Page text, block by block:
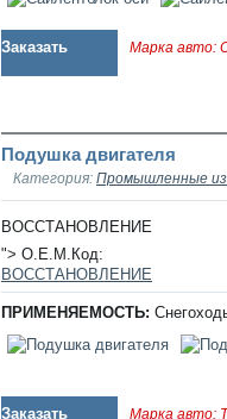
Заказать Марка авто:
Подушка двигателя
Категория: Промышленные
ВОССТАНОВЛЕНИЕ
"> O.E.M.Код:
ВОССТАНОВЛЕНИЕ
ПРИМЕНЯЕМОСТЬ:
Заказать Марка авто: